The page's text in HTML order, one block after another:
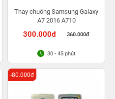
Thay chuông Samsung Galaxy
A7 2016 A710
300.000đ 360.000đ
30 - 45 phút
-80.000đ